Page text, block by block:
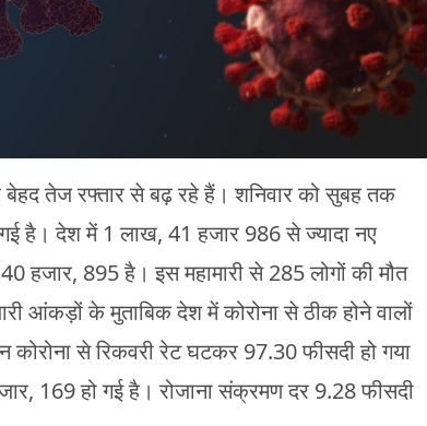
बेहद तेज रफ्तार से बढ़ रहे हैं। शनिवार को सुबह तक
है। देश में 1 लाख, 41 हजार 986 से ज्यादा नए
हजार, 895 है। इस महामारी से 285 लोगों की मौत
आंकड़ों के मुताबिक देश में कोरोना से ठीक होने वालों
से रिकवरी रेट घटकर 97.30 फीसदी हो गया
169 हो गई है। रोजाना संक्रमण दर 9.28 फीसदी